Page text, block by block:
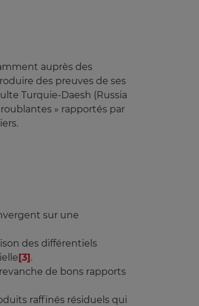
auprès des
des preuves de ses
Turquie-Daesh (Russia
» rapportés par
sur une
des différentiels
[3].
de bons rapports
raffinés résiduels qui